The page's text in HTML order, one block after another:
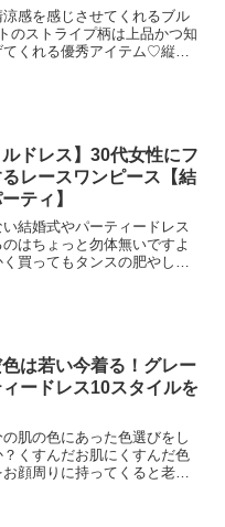
感を感じさせてくれるブル
のストライプ柄は上品かつ知
くれる優秀アイテム♡縦の
ルドレス】30代女性にフ
るレースワンピース【結
ティ】
結婚式やパーティードレス
はちょっと勿体無いですよ
買ってもタンスの肥やしに
色は若い今着る！グレー
ードレス10スタイルを
肌の色にあった色選びをし
くすんだお肌にくすんだ色
顔周りに持ってくると老け